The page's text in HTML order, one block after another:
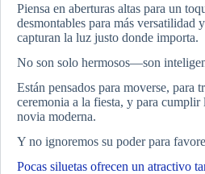
Piensa en aberturas altas para un
desmontables para más versatilidad
capturan la luz justo donde importa.
No son solo hermosos—son
Están pensados para moverse, para
ceremonia a la fiesta, y para cumplir
novia moderna.
Y no ignoremos su poder para
Pocas siluetas ofrecen un atractivo